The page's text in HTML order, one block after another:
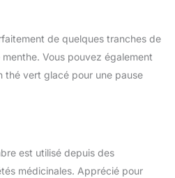
de quelques tranches de
Vous pouvez également
thé vert glacé pour une pause
est utilisé depuis des
médicinales. Apprécié pour